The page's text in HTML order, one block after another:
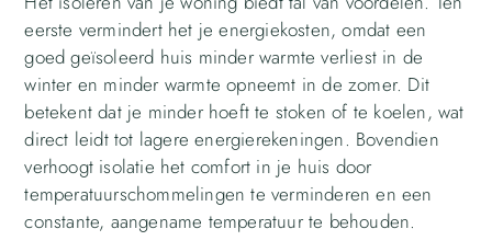
eerste vermindert het je energiekosten, omdat een
goed geïsoleerd huis minder warmte verliest in de
winter en minder warmte opneemt in de zomer. Dit
betekent dat je minder hoeft te stoken of te koelen, wat
direct leidt tot lagere energierekeningen. Bovendien
verhoogt isolatie het comfort in je huis door
temperatuurschommelingen te verminderen en een
constante, aangename temperatuur te behouden.